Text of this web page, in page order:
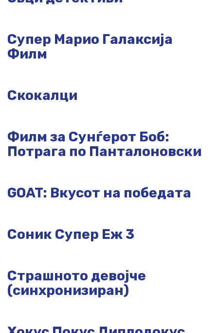
Супер Марио Галаксија
Филм
Скокалци
Филм за Сунѓерот Боб:
Потрага по Панталоновски
GOAT: Вкусот на победата
Соник Супер Еж 3
Страшното девојче
(синхронизиран)